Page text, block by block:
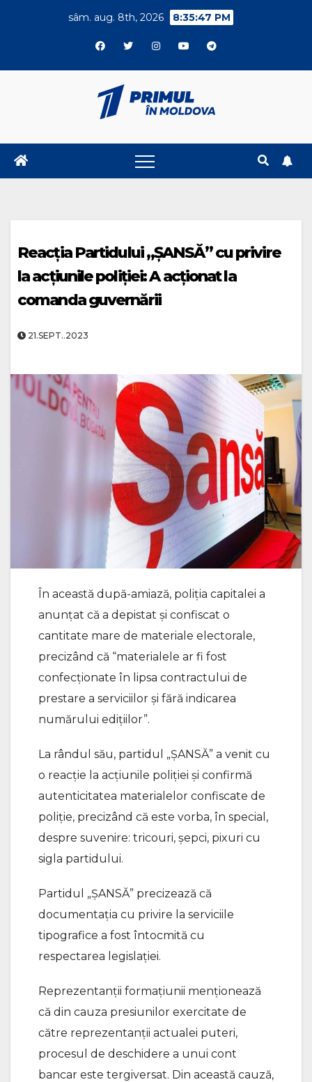
sâm. aug. 8th, 2026 8:35:48 PM
Reacția Partidului „ȘANSĂ” cu privire
la acțiunile poliției: A acționat la
comanda guvernării
21.SEPT..2023
În această după-amiază, poliția capitalei a
anunțat că a depistat și confiscat o
cantitate mare de materiale electorale,
precizând că “materialele ar fi fost
confecționate în lipsa contractului de
prestare a serviciilor și fără indicarea
numărului edițiilor”.
La rândul său, partidul „ȘANSĂ” a venit cu
o reacție la acțiunile poliției și confirmă
autenticitatea materialelor confiscate de
poliție, precizând că este vorba, în special,
despre suvenire: tricouri, șepci, pixuri cu
sigla partidului.
Partidul „ȘANSĂ” precizează că
documentația cu privire la serviciile
tipografice a fost întocmită cu
respectarea legislației.
Reprezentanții formațiunii menționează
că din cauza presiunilor exercitate de
către reprezentanții actualei puteri,
procesul de deschidere a unui cont
bancar este tergiversat. Din această cauză,